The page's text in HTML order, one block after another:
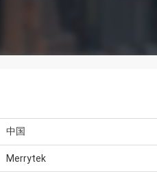
中国
Merrytek